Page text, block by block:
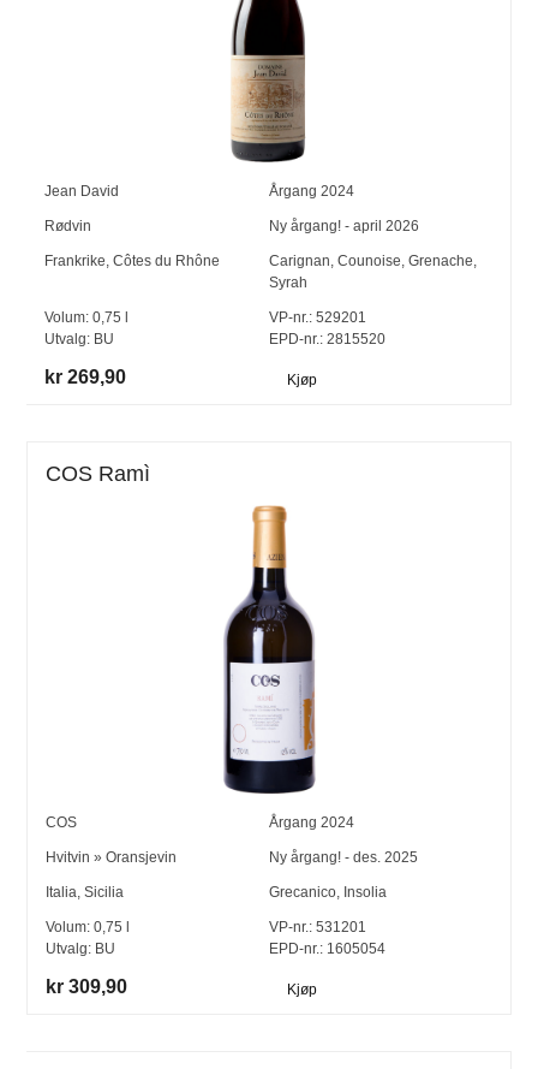
Jean David Årgang 2024
Rødvin Ny årgang! - april 2026
Frankrike,Côtes du Rhône Carignan, Counoise, Grenache,
Syrah
Volum:0,75
Utvalg: BU
VP-nr.:529201
EPD-nr.: 2815520
kr 269,90 Kjøp
COS Ramì
COS Årgang 2024
Hvitvin »Oransjevin Ny årgang! - des. 2025
Italia,Sicilia Grecanico, Insolia
Volum:0,75
Utvalg: BU
VP-nr.: 531201
EPD-nr.: 1605054
kr 309,90 Kjøp